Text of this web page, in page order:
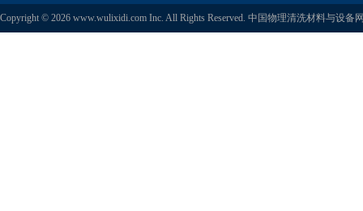
Copyright © 2026 www.wulixidi.com Inc. All Rights Reserved. 中国物理清洗材料与设